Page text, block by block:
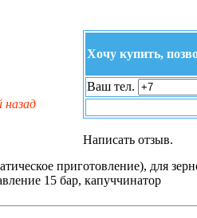
назад
Хочу купить,
Ваш тел.
Написать отзыв.
приготовление), для
15 бар, капуччинатор